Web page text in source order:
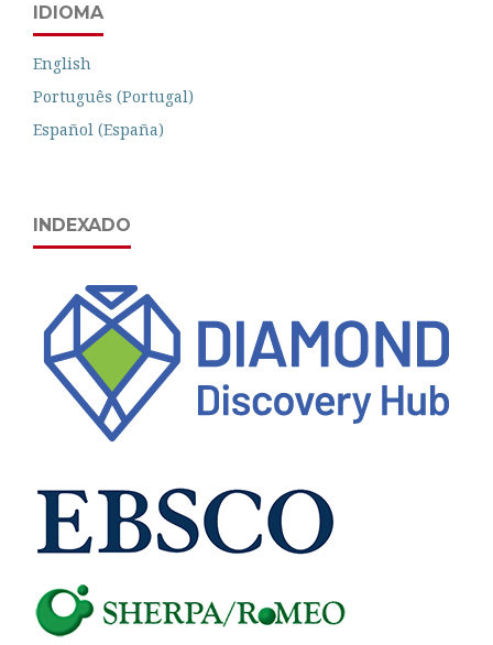
IDIOMA
English
Português (Portugal)
Español (España)
INDEXADO